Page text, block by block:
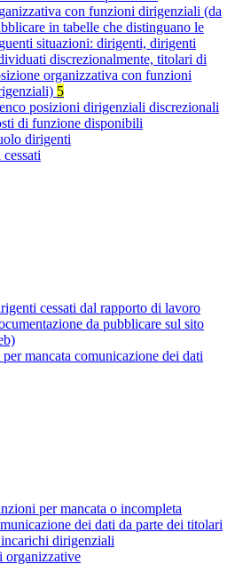
con funzioni dirigenziali (da
in tabelle che distinguano le
situazioni: dirigenti, dirigenti
discrezionalmente, titolari di
organizzativa con funzioni
5
posizioni dirigenziali discrezionali
di funzione disponibili
dirigenti
cessati dal rapporto di lavoro
da pubblicare sul sito
mancata comunicazione dei dati
per mancata o incompleta
dei dati da parte dei titolari
dirigenziali
organizzative